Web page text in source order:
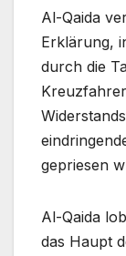
Al-Qaida
Erklärung,
durch die
gepriesen
Al-Qaida
das Haupt